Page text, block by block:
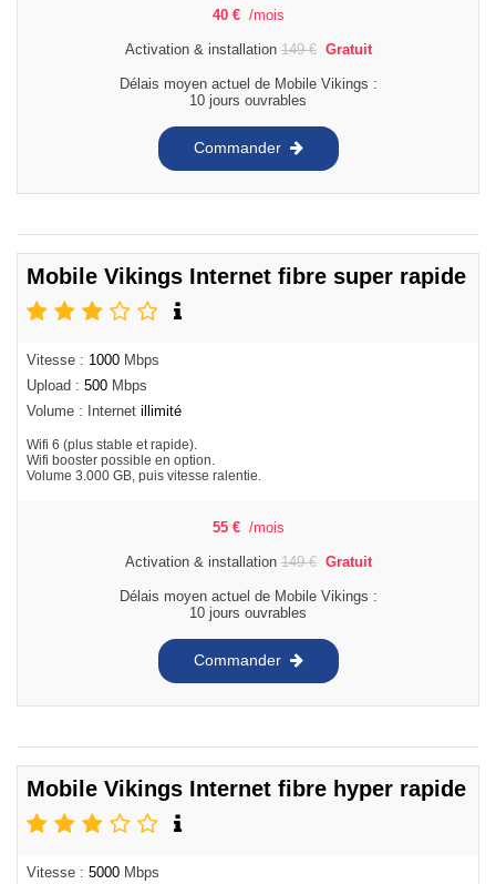
40 € /mois
Activation & installation149€ Gratuit
Délais moyen actuel de Mobile Vikings :
10 jours ouvrables
Commander
Mobile Vikings Internet fibre super rapide
Vitesse : 1000 Mbps
Upload : 500 Mbps
Volume : Internet illimité
Wifi 6 (plus stable et rapide).
Wifi booster possible en option.
Volume 3.000 GB, puis vitesse ralentie.
55 € /mois
Activation & installation149€ Gratuit
Délais moyen actuel de Mobile Vikings :
10 jours ouvrables
Commander
Mobile Vikings Internet fibre hyper rapide
Vitesse : 5000 Mbps